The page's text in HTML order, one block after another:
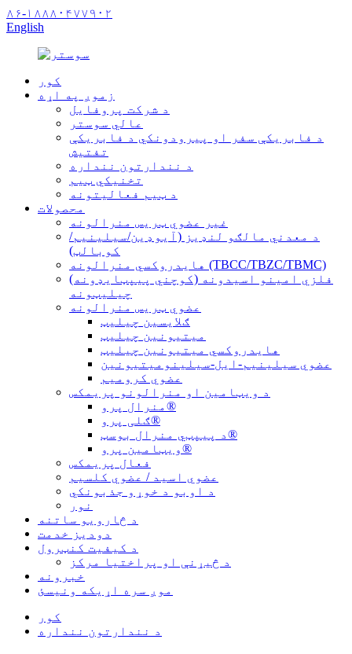
۸۶-۱۸۸۸۰۴۷۷۹۰۲
English
کور
زموږ په اړه
د شرکت پروفایل
عالي سوستر
د فابریکې سفر او پیرودونکي د فابریکې
تفتیش
د نندارتون ننداره
تخنیکي ټیم
د ټیم فعالیتونه
محصولات
غیر عضوي ټریس منرالونه
د معدني مالګو لنډیز (آیوډین/سیلینیم/
کوبالټ)
هایدروکسي منرالونه (TBCC/TBZC/TBMC)
فلزي امینو اسیدونه (کوچني پیپټایډونه)
چیلیټونه
عضوي ټریس منرالونه
ګلایسین چیلیټ
میتیونین چیلیټ
هایدروکسي میتیونین چیلیټ
عضوي سیلینیم-ایل-سیلینومیتیونین
عضوي کرومیم
د ویټامین او منرالونو پریمکس
منرال پرو®
ګلی پرو®
د پیپټي منرال بوسټ®
ویټامین پرو®
فعال پریمکس
عضوي اسید / عضوي کلسیم
د اوبو د خوړو جذبونکي
نور
د څارویو ساتنه
دودیز خدمت
د کیفیت کنټرول
د څیړنې او پراختیا مرکز
خبرونه
موږ سره اړیکه ونیسئ
کور
د نندارتون ننداره